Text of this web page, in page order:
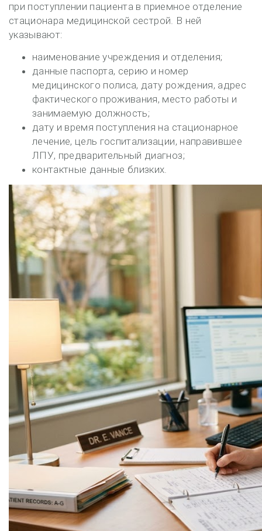
при поступлении пациента в приемное отделение
стационара медицинской сестрой. В ней
указывают:
наименование учреждения и отделения;
данные паспорта, серию и номер
медицинского полиса, дату рождения, адрес
фактического проживания, место работы и
занимаемую должность;
дату и время поступления на стационарное
лечение, цель госпитализации, направившее
ЛПУ, предварительный диагноз;
контактные данные близких.